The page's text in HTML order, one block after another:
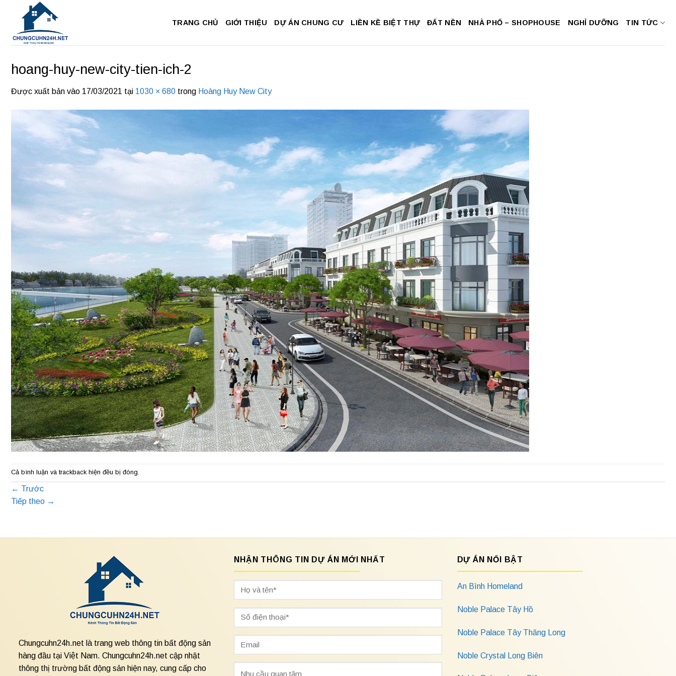
dung
TRANG CHỦ GIỚI THIỆU DỰ ÁN CHUNG CƯ LIỀN KỀ BIỆT THỰ ĐẤT NỀN NHÀ PHỐ – SHOPHOUSE NGHỈ DƯỠNG TIN TỨC
hoang-huy-new-city-tien-ich-2
Được xuất bản vào 17/03/2021 tại 1030 × 680 trong Hoàng Huy New City
Cả bình luận và trackback hiện đều bị đóng.
← Trước
Tiếp theo →
Chungcuhn24h.net là trang web thông tin bất động sản
hàng đầu tại Việt Nam. Chungcuhn24h.net cập nhật
thông thị trường bất động sản hiện nay, cung cấp cho
NHẬN THÔNG TIN DỰ ÁN MỚI NHẤT DỰ ÁN NỔI BẬT
An Bình Homeland
Noble Palace Tây Hồ
Noble Palace Tây Thăng Long
Noble Crystal Long Biên